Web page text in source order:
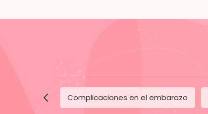
Complicaciones en el embarazo